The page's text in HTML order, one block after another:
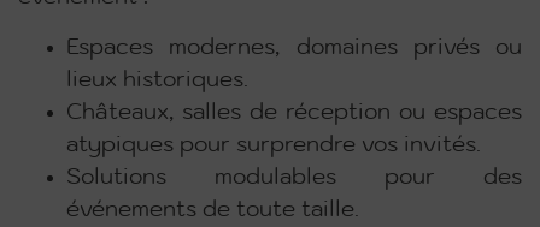
Espaces modernes, domaines privés ou
lieux historiques.
Châteaux, salles de réception ou espaces
atypiques pour surprendre vos invités.
Solutions modulables pour des
événements de toute taille.